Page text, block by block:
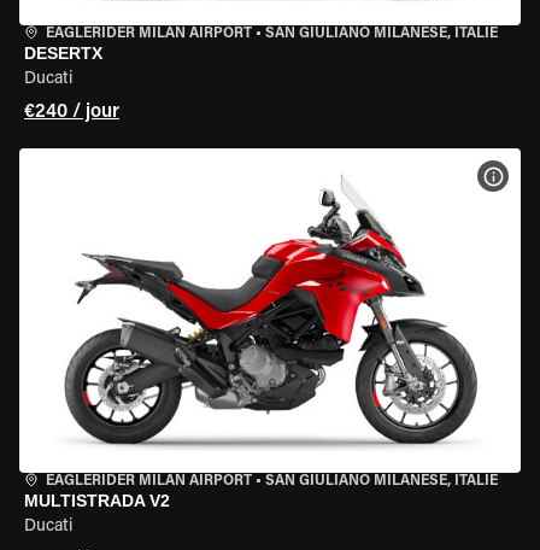
EAGLERIDER MILAN AIRPORT • SAN GIULIANO MILANESE, ITALIE
DESERTX
Ducati
€240 / jour
EAGLERIDER MILAN AIRPORT • SAN GIULIANO MILANESE, ITALIE
MULTISTRADA V2
Ducati